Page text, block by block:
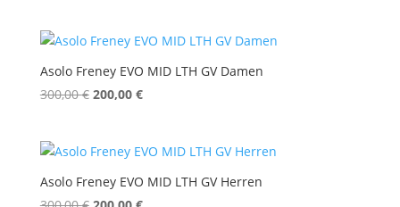
300,00 €240,00 €.
Asolo Freney EVO MID LTH GV Damen
300,00€ Ursprünglicher
300,00 €
200,00 €Aktueller
200,00 €.
Asolo Freney EVO MID LTH GV Herren